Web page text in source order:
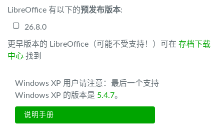
LibreOffice 有以下的预发布版本:
26.8.0
更早版本的 LibreOffice（可能不受支持！）可在 存档下载
中心 找到
Windows XP 用户请注意：最后一个支持
Windows XP 的版本是 5.4.7。
说明手册